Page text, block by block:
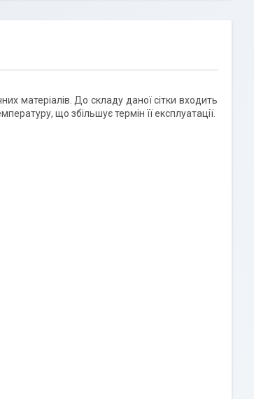
матеріалів. До складу даної сітки входить
що збільшує термін її експлуатації.